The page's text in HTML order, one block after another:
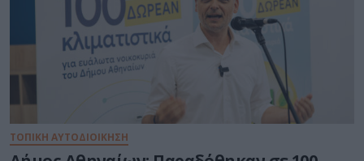
ΤΟΠΙΚΗ ΑΥΤΟΔΙΟΙΚΗΣΗ